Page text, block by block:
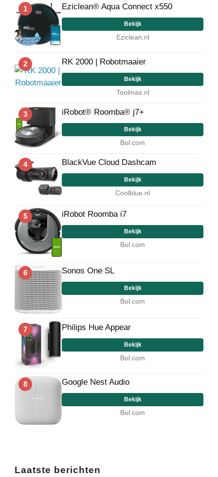
1 Eziclean® Aqua Connect x550
Bekijk
Eziclean.nl
2 RK 2000 | Robotmaaier
Bekijk
Toolmax.nl
3 iRobot® Roomba® j7+
Bekijk
Bol.com
4 BlackVue Cloud Dashcam
Bekijk
Coolblue.nl
5 iRobot Roomba i7
Bekijk
Bol.com
6 Sonos One SL
Bekijk
Bol.com
7 Philips Hue Appear
Bekijk
Bol.com
8 Google Nest Audio
Bekijk
Bol.com
Laatste berichten